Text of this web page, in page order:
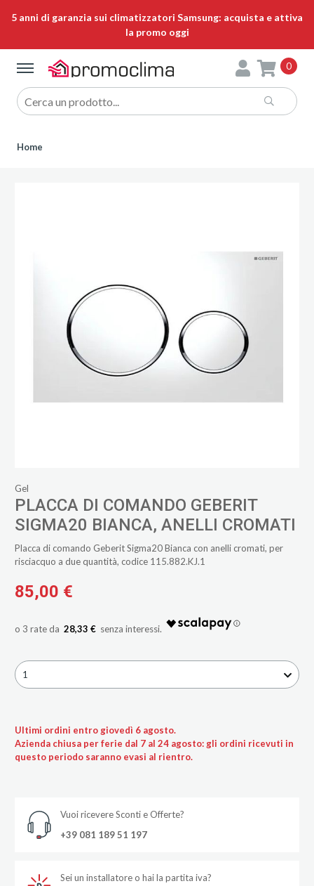
5 anni di garanzia sui climatizzatori Samsung: acquista e attiva
la promo oggi
0
Home
Gel
PLACCA DI COMANDO GEBERIT
SIGMA20 BIANCA, ANELLI CROMATI
Placca di comando Geberit Sigma20 Bianca con anelli cromati, per
risciacquo a due quantità, codice 115.882.KJ.1
85,00 €
28,33 €
1
Ultimi ordini entro giovedì 6 agosto.
Azienda chiusa per ferie dal 7 al 24 agosto: gli ordini ricevuti in
questo periodo saranno evasi al rientro.
Vuoi ricevere Sconti e Offerte?
+39 081 189 51 197
Sei un installatore o hai la partita iva?